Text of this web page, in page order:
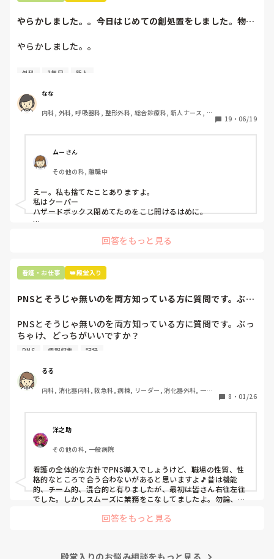
やらかしました。。今日はじめての創処置をしました。物品
やらかしました。。
今日はじめての創処置をしました。
ゴミと一緒に、ノリで鑷子達を捨てました。。
患者に使用した物品は使い捨て、という認識が頭の中にあっ
て…。
プリセプターに
「普通鑷子捨てる！？明らかに使い捨てて良いような安物じ
ゃないよね？」
「そんなミスした新人、あなたが初めてだよ」
と言われました。。
たしかに、よくよく考えてみれば
手術室で使った物品も全部滅菌して使いまわすし、
なんで頭回らなかったんだろう😭
市長さんは、
患者さんに迷惑かけたわけじゃないから大丈夫、
自分が情けなくて情けなくて😭
こんなバカな私をせめて笑い飛ばしてください笑
外科 1年目 新人
なな
内科, 外科, 呼吸器科, 整形外科, 総合診療科, 新人ナース, 脳
19 ・ 06/19
ムーさん
その他の科, 離職中
えー。私も捨てたことありますよ。
私はクーパー
ハザードボックス閉めてたのをこじ開けるはめに。
に出しちゃったり。(これは問題か💦)
回答をもっと見る
看護・お仕事 👑殿堂入り
PNSとそうじゃ無いのを両方知っている方に質問です。ぶっ
PNSとそうじゃ無いのを両方知っている方に質問です。ぶっ
ちゃけ、どっちがいいですか？
後、PNSを廃止しました。
私は、そのPNSを廃止した病棟からまだPNSをやっている病
棟に9月に異動してきました。
じざるを得ませんでした。
色々な病棟に入院したことのある患者さんも、「(私が異動
する前の病棟の方が)新人が患者から見てもよく動けてた
よ」と言っていました。
現病棟はPNSだけれども、結局は忙しくて、新人の面倒を見
てられず、清潔ケアや単純に点滴を繋げてくるなど、簡単な
仕事しか新人にさせていませんでした。PNSを廃止した病棟
では、イベントは必ずと言っていいほど新人に担当させて、
ることがどんどん増えていったと思っています。
朝の情報収集にも時間がかかり、結果、患者のことがわから
PNS 情報収集 記録
るる
内科, 消化器内科, 救急科, 病棟, リーダー, 消化器外科, 一般
8 ・ 01/26
洋之助
その他の科, 一般病院
看護の全体的な方針でPNS導入でしょうけど、職場の性質、性
格的なところで合う合わないがあると思いますよ🎵昔は機能
的、チーム的、混合的と有りましたが、最初は皆さん右往左往
でした。しかしスムーズに業務をこなしてましたよ。勿論、指
と意見交換を行うべきと思いますよ🎵それに人手が足りないの
回答をもっと見る
殿堂入りのお悩み相談をもっと見る